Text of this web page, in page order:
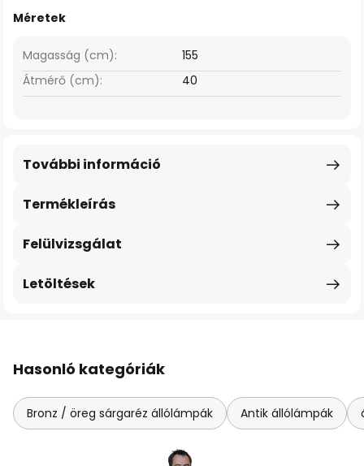
Méretek
Magasság (cm):
155
Átmérő (cm):
40
Termékleírás
További információ
Felülvizsgálat
Letöltések
Hasonló kategóriák
Bronz / öreg sárgaréz állólámpák Antik állólámpák